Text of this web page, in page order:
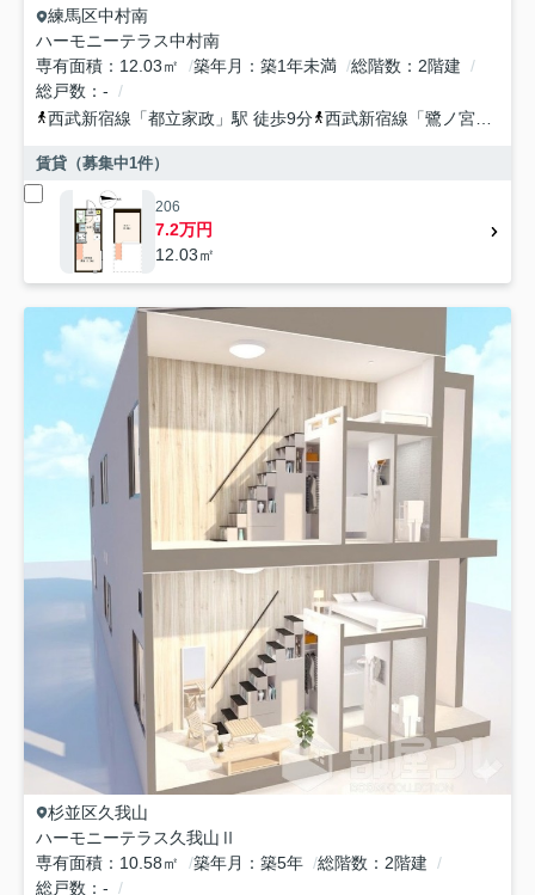
練馬区中村南
ハーモニーテラス中村南
専有面積
12.03㎡ 築年月 築1年未満 総階数
2階建
総戸数
-
西武新宿線 「都立家政 」駅 徒歩9分 西武新宿線 「鷺ノ宮
賃貸（募集中1件）
206
7.2万円
12.03㎡
杉並区久我山
ハーモニーテラス久我山Ⅱ
専有面積
10.58㎡ 築年月 築5年 総階数
2階建
総戸数
-